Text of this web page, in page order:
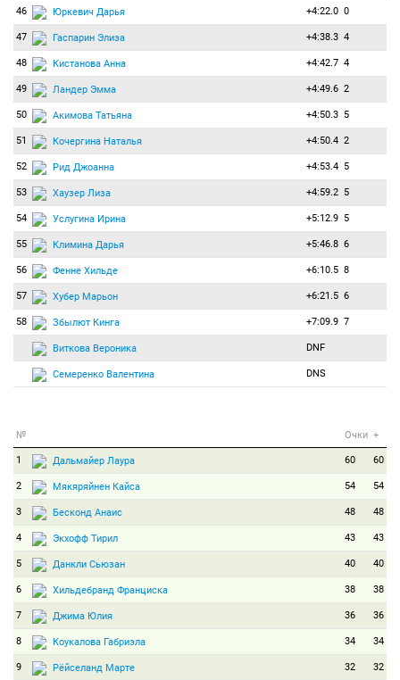
46 Юркевич Дарья +4:22.0 0
47 Гаспарин Элиза +4:38.3 4
48 Кистанова Анна +4:42.7 4
49 Ландер Эмма +4:49.6 2
50 Акимова Татьяна +4:50.3 5
51 Кочергина Наталья +4:50.4 2
52 Рид Джоанна +4:53.4 5
53 Хаузер Лиза +4:59.2 5
54 Услугина Ирина +5:12.9 5
55 Климина Дарья +5:46.8 6
56 Фенне Хильде +6:10.5 8
57 Хубер Марьон +6:21.5 6
58 Збылют Кинга +7:09.9 7
Виткова Вероника DNF
Семеренко Валентина DNS
№ Очки +
1 Дальмайер Лаура 60 60
2 Мякяряйнен Кайса 54 54
3 Бесконд Анаис 48 48
4 Экхофф Тирил 43 43
5 Данкли Сьюзан 40 40
6 Хильдебранд Франциска 38 38
7 Джима Юлия 36 36
8 Коукалова Габриэла 34 34
9 Рёйселанд Марте 32 32